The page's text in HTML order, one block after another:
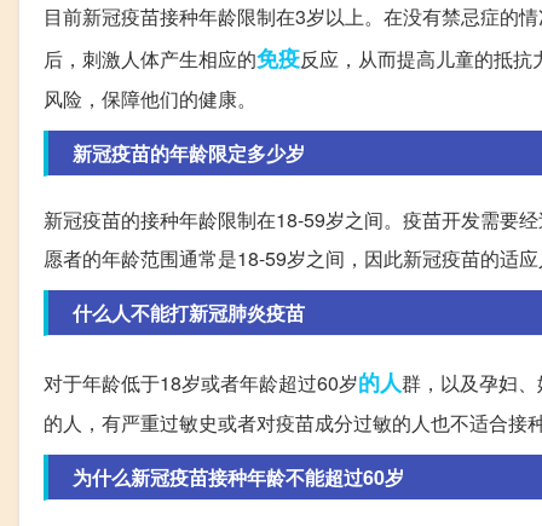
目前新冠疫苗接种年龄限制在3岁以上。在没有禁忌症的
后，刺激人体产生相应的免疫反应，从而提高儿童的抵
风险，保障他们的健康。
新冠疫苗的年龄限定多少岁
新冠疫苗的接种年龄限制在18-59岁之间。疫苗开发需要
愿者的年龄范围通常是18-59岁之间，因此新冠疫苗的适应
什么人不能打新冠肺炎疫苗
对于年龄低于18岁或者年龄超过60岁的人群，以及孕妇
的人，有严重过敏史或者对疫苗成分过敏的人也不适合接
为什么新冠疫苗接种年龄不能超过60岁